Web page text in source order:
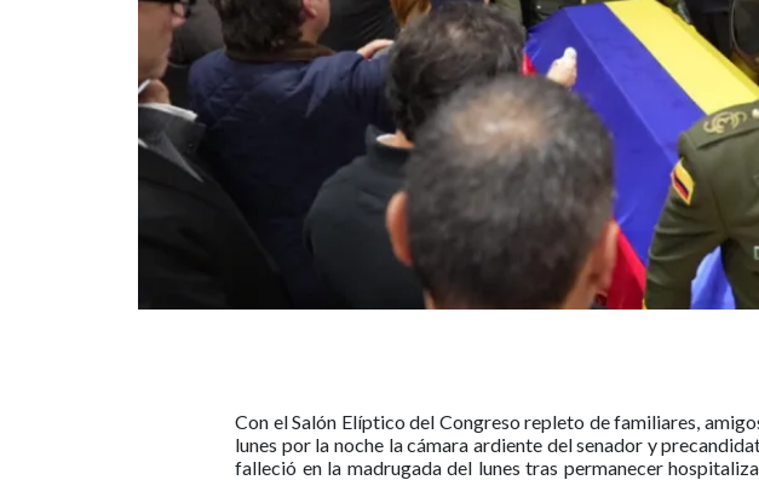
Con el Salón Elíptico del Congreso repleto de familiares,
lunes por la noche la cámara ardiente del senador y
falleció en la madrugada del lunes tras permanecer